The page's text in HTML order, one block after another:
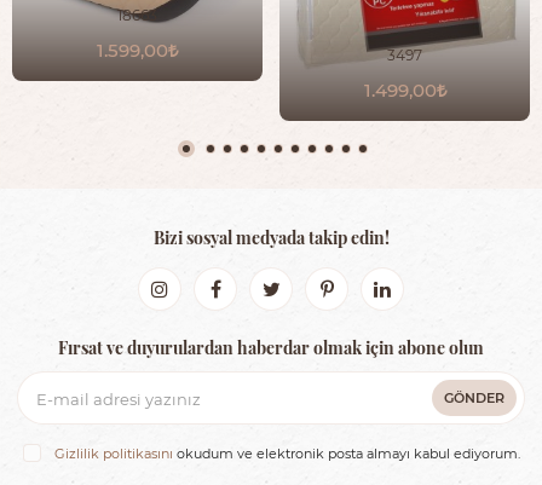
18663
1.599,00 3497
1.499,00
Bizi sosyal medyada takip edin!
Fırsat ve duyurulardan haberdar olmak için abone olun
GÖNDER
Gizlilik politikasını okudum ve elektronik posta almayı kabul ediyorum.